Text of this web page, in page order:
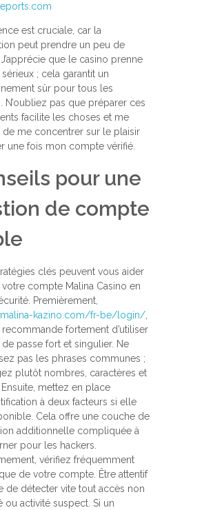
est cruciale, car la
peut prendre un peu de
que le casino prenne
; cela garantit un
sûr pour tous les
N’oubliez pas que préparer ces
facilite les choses et me
de me concentrer sur le plaisir
une fois mon compte vérifié.
pour une
de compte
clés peuvent vous aider
compte Malina Casino en
Premièrement,
kazino.com/fr-be/login/,
recommande fortement d’utiliser
passe fort et singulier. Ne
pas les phrases communes ;
plutôt nombres, caractères et
mettez en place
à deux facteurs si elle
Cela offre une couche de
additionnelle compliquée à
pour les hackers.
vérifiez fréquemment
de votre compte. Être attentif
de détecter vite tout accès non
ou activité suspect. Si un